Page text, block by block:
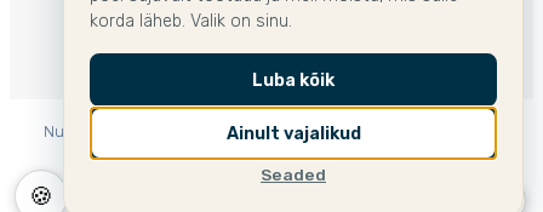
korda läheb. Valik on sinu.
Ainult vajalikud
Seaded
Luba kõik
🍪
Nurme mujal Euroopas: 🌍 International
🇫🇮 Suomi
🇸🇪 Sverige 🇱🇻 Latvija
🇱🇹 Lietuva